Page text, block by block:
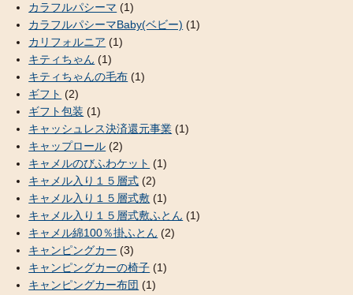
カラフルパシーマ (1)
カラフルパシーマBaby(ベビー) (1)
カリフォルニア (1)
キティちゃん (1)
キティちゃんの毛布 (1)
ギフト (2)
ギフト包装 (1)
キャッシュレス決済還元事業 (1)
キャップロール (2)
キャメルのびふわケット (1)
キャメル入り１５層式 (2)
キャメル入り１５層式敷 (1)
キャメル入り１５層式敷ふとん (1)
キャメル綿100％掛ふとん (2)
キャンピングカー (3)
キャンピングカーの椅子 (1)
キャンピングカー布団 (1)